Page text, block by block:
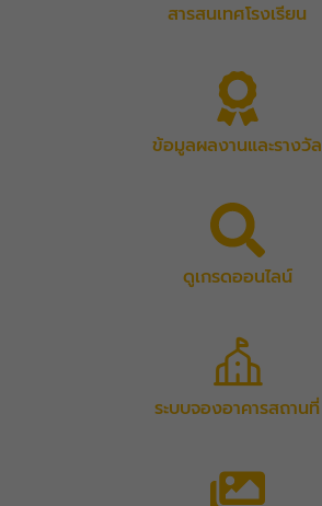
สารสนเทศโรงเรียน
ข้อมูลผลงานและรางวัล
ดูเกรดออนไลน์
ระบบจองอาคารสถานที่